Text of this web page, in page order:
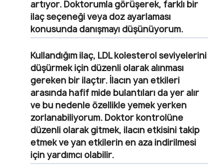
artıyor. Doktorumla görüşerek, farklı bir
ilaç seçeneği veya doz ayarlaması
konusunda danışmayı düşünüyorum.
Kullandığım ilaç, LDL kolesterol seviyelerini
düşürmek için düzenli olarak alınması
gereken bir ilaçtır. İlacın yan etkileri
arasında hafif mide bulantıları da yer alır
ve bu nedenle özellikle yemek yerken
zorlanabiliyorum. Doktor kontrolüne
düzenli olarak gitmek, ilacın etkisini takip
etmek ve yan etkilerin en aza indirilmesi
için yardımcı olabilir.